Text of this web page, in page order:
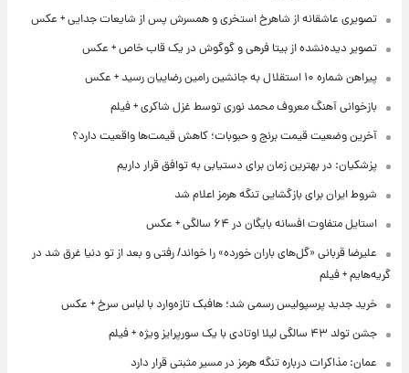
تصویری عاشقانه از شاهرخ استخری و همسرش پس از شایعات جدایی + عکس
تصویر دیده‌نشده از بیتا فرهی و گوگوش در یک قاب خاص + عکس
پیراهن شماره ۱۰ استقلال به جانشین رامین رضاییان رسید + عکس
بازخوانی آهنگ معروف محمد نوری توسط غزل شاکری + فیلم
آخرین وضعیت قیمت برنج و حبوبات؛ کاهش قیمت‌ها واقعیت دارد؟
پزشکیان: در بهترین زمان برای دستیابی به توافق قرار داریم
شروط ایران برای بازگشایی تنگه هرمز اعلام شد
استایل متفاوت افسانه بایگان در ۶۴ سالگی + عکس
علیرضا قربانی «گل‌های باران خورده» را خواند/ رفتی و بعد از تو دنیا غرق شد در
گریه‌هایم + فیلم
خرید جدید پرسپولیس رسمی شد؛ هافبک تازه‌وارد با لباس سرخ + عکس
جشن تولد ۴۳ سالگی لیلا اوتادی با یک سورپرایز ویژه + فیلم
عمان: مذاکرات درباره تنگه هرمز در مسیر مثبتی قرار دارد